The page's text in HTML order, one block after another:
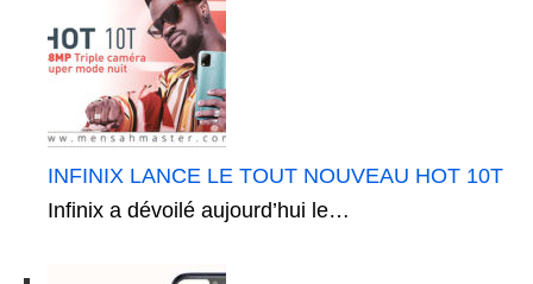
INFINIX LANCE LE TOUT NOUVEAU HOT 10T
Infinix a dévoilé aujourd’hui le…